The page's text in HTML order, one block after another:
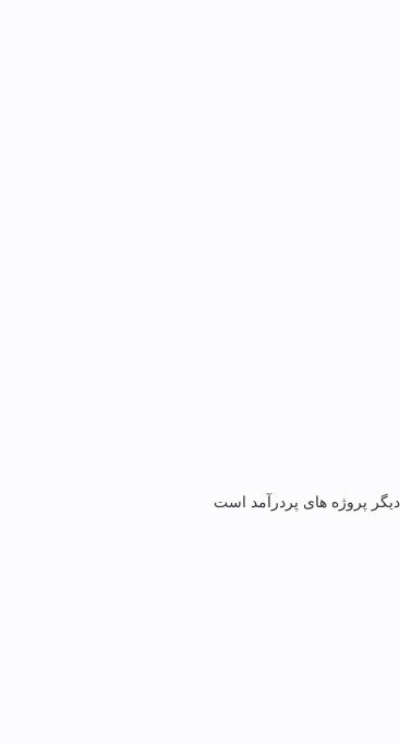
پروژه های پردرآمد است